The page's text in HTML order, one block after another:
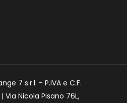
7 s.r.l. - P.IVA e C.F.
Nicola Pisano 76L,